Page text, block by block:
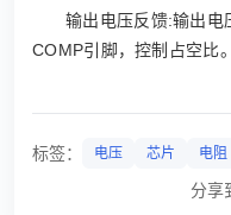
输出电压反馈:输出电
COMP引脚，控制占空比。
标签： 电压 芯片 电阻
分享